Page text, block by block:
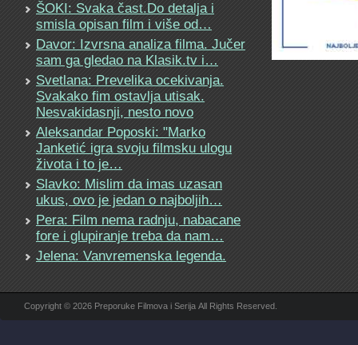
ŠOKI: Svaka čast.Do detalja i
smisla opisan film i više od…
Davor: Izvrsna analiza filma. Jučer
sam ga gledao na Klasik.tv i…
Svetlana: Prevelika ocekivanja.
Svakako fim ostavlja utisak.
Nesvakidasnji, nesto novo
Aleksandar Poposki: "Marko
Janketić igra svoju filmsku ulogu
života i to je…
Slavko: Mislim da imas uzasan
ukus, ovo je jedan o najboljih…
Pera: Film nema radnju, nabacane
fore i glupiranje treba da nam…
Jelena: Vanvremenska legenda.
Copyright © 2026 Preporuke Filmova i Serija All Rights Reserved.